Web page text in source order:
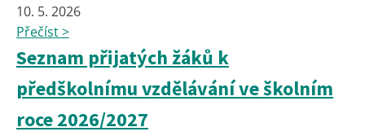
10. 5. 2026
Přečíst >
Seznam přijatých žáků k
předškolnímu vzdělávání ve školním
roce 2026/2027